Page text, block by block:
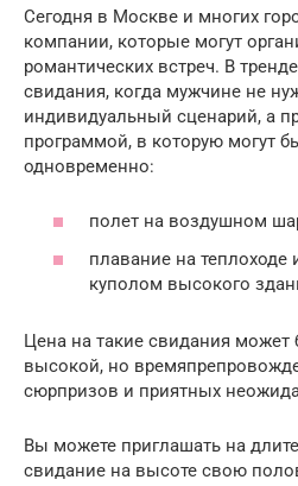
Сегодня в Москве и многих
компании, которые могут
романтических встреч. В
свидания, когда мужчине не
индивидуальный сценарий, а
программой, в которую могут
одновременно:
полет на воздушном
плавание на теплоходе
куполом высокого
Цена на такие свидания может
высокой, но
сюрпризов и приятных
Вы можете приглашать на
свидание на высоте свою